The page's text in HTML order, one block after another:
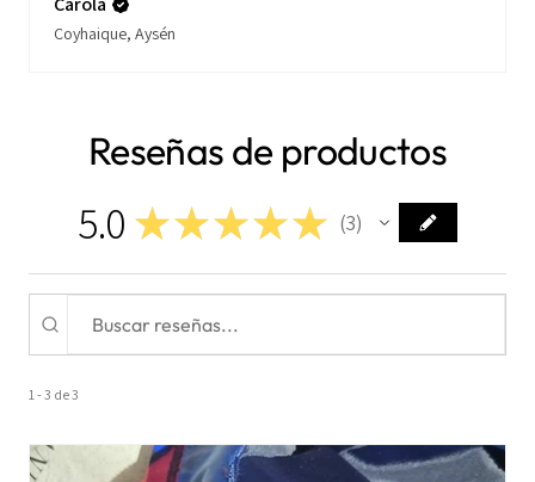
Coyhaique, Aysén
Reseñas de productos
5.0 ★★★★★ 3
3
1 - 3 de 3